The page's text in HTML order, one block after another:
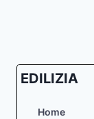
EDILIZIA
Home